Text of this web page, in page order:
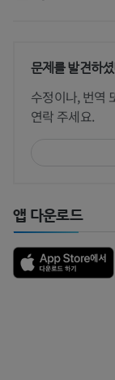
문제를 발견하
수정이나, 번역
연락 주세요.
앱 다운로드